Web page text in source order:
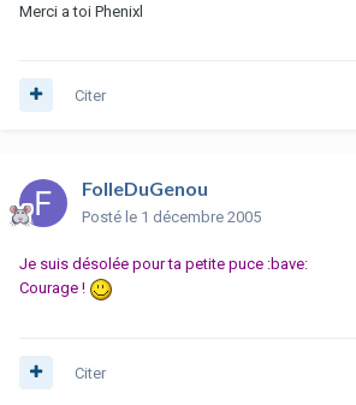
Merci a toi Phenixl
Citer
FolleDuGenou
Posté le 1 décembre 2005
Je suis désolée pour ta petite puce :bave:
Courage !
Citer